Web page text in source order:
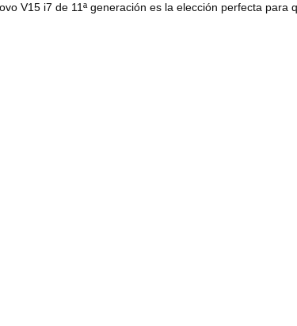
V15 i7 de 11ª generación es la elección perfecta para